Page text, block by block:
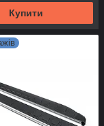
Купити